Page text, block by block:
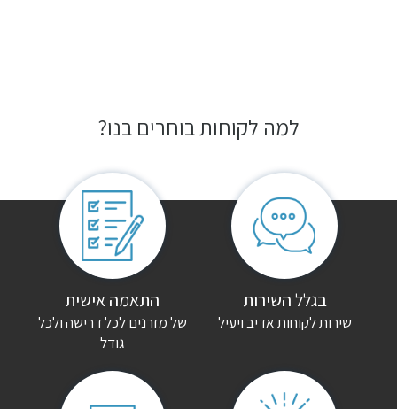
למה לקוחות בוחרים בנו?
בגלל השירות
שירות לקוחות אדיב ויעיל
התאמה אישית
של מזרנים לכל דרישה ולכל
גודל